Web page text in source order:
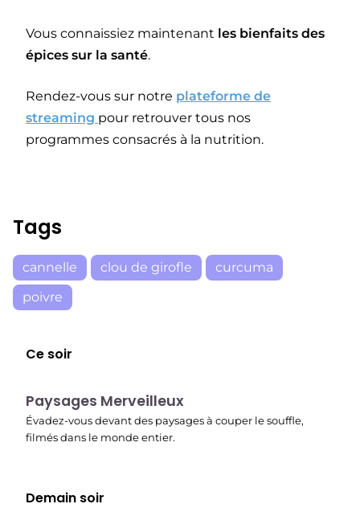
Vous connaissiez maintenant les bienfaits des
épices sur la santé.
Rendez-vous sur notre plateforme de
streaming pour retrouver tous nos
programmes consacrés à la nutrition.
Tags
cannelle clou de girofle
curcuma
poivre
Ce soir
22:37
Paysages Merveilleux
Évadez-vous devant des paysages à couper le souffle,
filmés dans le monde entier.
Demain soir